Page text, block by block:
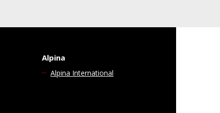
Alpina
Alpina International